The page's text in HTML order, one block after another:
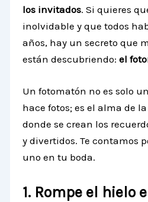
los invitados. Si quieres
inolvidable y que todos
años, hay un secreto que
están descubriendo: el
Un fotomatón no es solo
hace fotos; es el alma de
donde se crean los
y divertidos. Te contamos
uno en tu boda.
1. Rompe el hielo